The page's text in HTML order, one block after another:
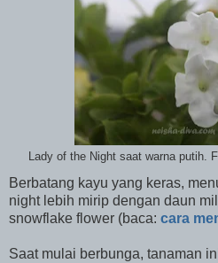
Lady of the Night saat warna putih.
Berbatang kayu yang keras,
night lebih mirip dengan daun
snowflake flower (baca: cara
Saat mulai berbunga, tanaman